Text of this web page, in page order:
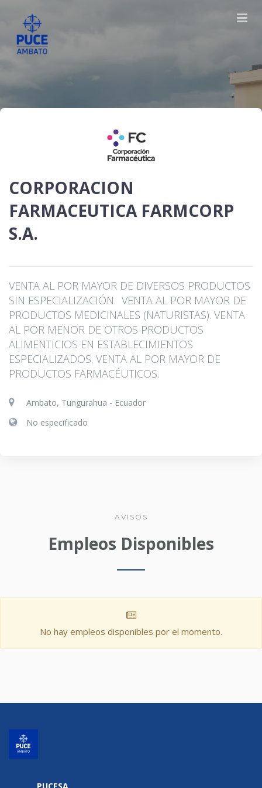
CORPORACION
FARMACEUTICA FARMCORP
S.A.
VENTA AL POR MAYOR DE DIVERSOS PRODUCTOS
SIN ESPECIALIZACIÓN. VENTA AL POR MAYOR DE
PRODUCTOS MEDICINALES (NATURISTAS). VENTA
AL POR MENOR DE OTROS PRODUCTOS
ALIMENTICIOS EN ESTABLECIMIENTOS
ESPECIALIZADOS. VENTA AL POR MAYOR DE
PRODUCTOS FARMACÉUTICOS.
Ambato, Tungurahua - Ecuador
No especificado
AVISOS
Empleos Disponibles
No hay empleos disponibles por el momento.